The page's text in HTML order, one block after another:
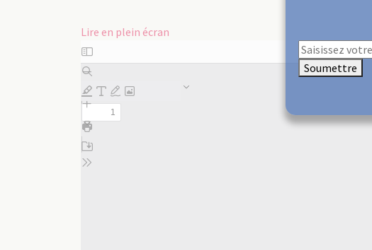
Lire en plein écran
Aller
au
contenu
PDF
Soumettre